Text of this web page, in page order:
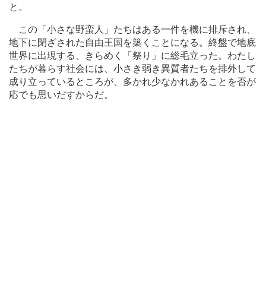
と。
この「小さな野蛮人」たちはある一件を機に排斥され、
地下に閉ざされた自由王国を築くことになる。終盤で地底
世界に出現する、きらめく「祭り」に総毛立った。わたし
たちが暮らす社会には、小さき弱き異質者たちを排外して
成り立っているところが、多かれ少なかれあることを否が
応でも思いだすからだ。